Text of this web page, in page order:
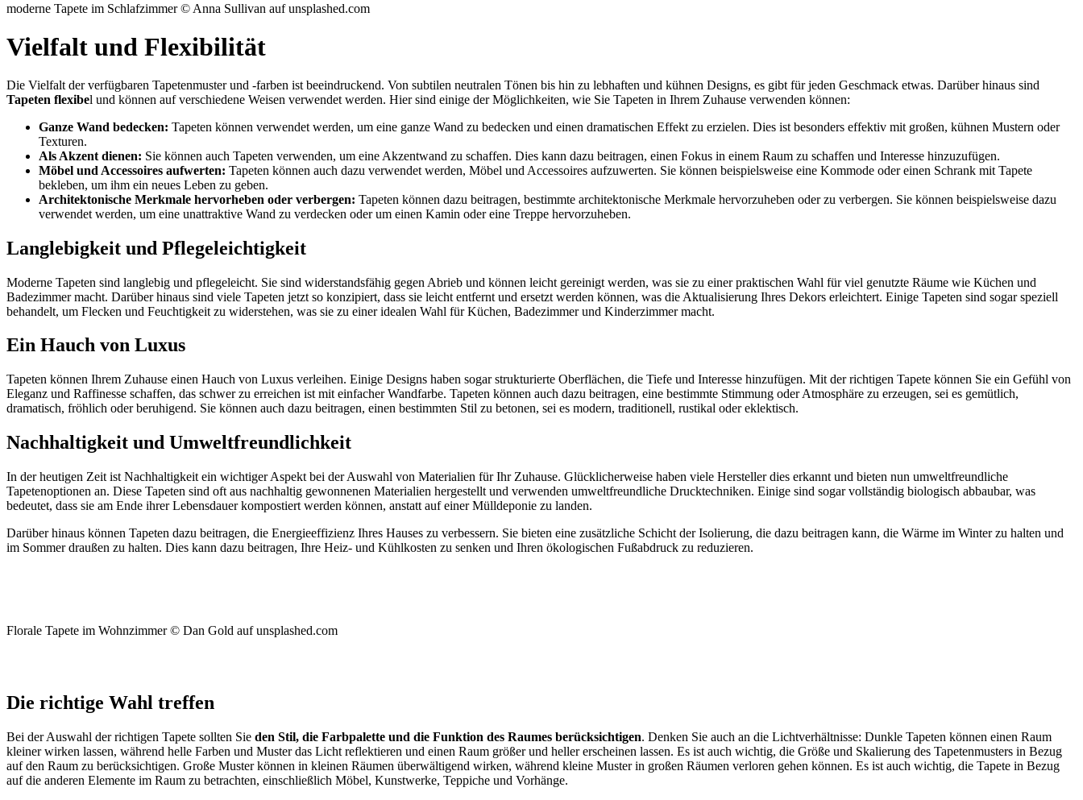
moderne Tapete im Schlafzimmer © Anna Sullivan auf unsplashed.com
Vielfalt und Flexibilität
Die Vielfalt der verfügbaren Tapetenmuster und -farben ist beeindruckend. Von subtilen neutralen Tönen bis hin zu lebhaften und kühnen Designs, es gibt für jeden Geschmack etwas. Darüber hinaus sind
Tapeten flexibel und können auf verschiedene Weisen verwendet werden. Hier sind einige der Möglichkeiten, wie Sie Tapeten in Ihrem Zuhause verwenden können:
Ganze Wand bedecken: Tapeten können verwendet werden, um eine ganze Wand zu bedecken und einen dramatischen Effekt zu erzielen. Dies ist besonders effektiv mit großen, kühnen Mustern oder
Texturen.
Als Akzent dienen: Sie können auch Tapeten verwenden, um eine Akzentwand zu schaffen. Dies kann dazu beitragen, einen Fokus in einem Raum zu schaffen und Interesse hinzuzufügen.
Möbel und Accessoires aufwerten: Tapeten können auch dazu verwendet werden, Möbel und Accessoires aufzuwerten. Sie können beispielsweise eine Kommode oder einen Schrank mit Tapete
bekleben, um ihm ein neues Leben zu geben.
Architektonische Merkmale hervorheben oder verbergen: Tapeten können dazu beitragen, bestimmte architektonische Merkmale hervorzuheben oder zu verbergen. Sie können beispielsweise dazu
verwendet werden, um eine unattraktive Wand zu verdecken oder um einen Kamin oder eine Treppe hervorzuheben.
Langlebigkeit und Pflegeleichtigkeit
Moderne Tapeten sind langlebig und pflegeleicht. Sie sind widerstandsfähig gegen Abrieb und können leicht gereinigt werden, was sie zu einer praktischen Wahl für viel genutzte Räume wie Küchen und
Badezimmer macht. Darüber hinaus sind viele Tapeten jetzt so konzipiert, dass sie leicht entfernt und ersetzt werden können, was die Aktualisierung Ihres Dekors erleichtert. Einige Tapeten sind sogar speziell
behandelt, um Flecken und Feuchtigkeit zu widerstehen, was sie zu einer idealen Wahl für Küchen, Badezimmer und Kinderzimmer macht.
Ein Hauch von Luxus
Tapeten können Ihrem Zuhause einen Hauch von Luxus verleihen. Einige Designs haben sogar strukturierte Oberflächen, die Tiefe und Interesse hinzufügen. Mit der richtigen Tapete können Sie ein Gefühl von
Eleganz und Raffinesse schaffen, das schwer zu erreichen ist mit einfacher Wandfarbe. Tapeten können auch dazu beitragen, eine bestimmte Stimmung oder Atmosphäre zu erzeugen, sei es gemütlich,
dramatisch, fröhlich oder beruhigend. Sie können auch dazu beitragen, einen bestimmten Stil zu betonen, sei es modern, traditionell, rustikal oder eklektisch.
Nachhaltigkeit und Umweltfreundlichkeit
In der heutigen Zeit ist Nachhaltigkeit ein wichtiger Aspekt bei der Auswahl von Materialien für Ihr Zuhause. Glücklicherweise haben viele Hersteller dies erkannt und bieten nun umweltfreundliche
Tapetenoptionen an. Diese Tapeten sind oft aus nachhaltig gewonnenen Materialien hergestellt und verwenden umweltfreundliche Drucktechniken. Einige sind sogar vollständig biologisch abbaubar, was
bedeutet, dass sie am Ende ihrer Lebensdauer kompostiert werden können, anstatt auf einer Mülldeponie zu landen.
Darüber hinaus können Tapeten dazu beitragen, die Energieeffizienz Ihres Hauses zu verbessern. Sie bieten eine zusätzliche Schicht der Isolierung, die dazu beitragen kann, die Wärme im Winter zu halten und
im Sommer draußen zu halten. Dies kann dazu beitragen, Ihre Heiz- und Kühlkosten zu senken und Ihren ökologischen Fußabdruck zu reduzieren.
Florale Tapete im Wohnzimmer © Dan Gold auf unsplashed.com
Die richtige Wahl treffen
Bei der Auswahl der richtigen Tapete sollten Sie den Stil, die Farbpalette und die Funktion des Raumes berücksichtigen. Denken Sie auch an die Lichtverhältnisse: Dunkle Tapeten können einen Raum
kleiner wirken lassen, während helle Farben und Muster das Licht reflektieren und einen Raum größer und heller erscheinen lassen. Es ist auch wichtig, die Größe und Skalierung des Tapetenmusters in Bezug
auf den Raum zu berücksichtigen. Große Muster können in kleinen Räumen überwältigend wirken, während kleine Muster in großen Räumen verloren gehen können. Es ist auch wichtig, die Tapete in Bezug
auf die anderen Elemente im Raum zu betrachten, einschließlich Möbel, Kunstwerke, Teppiche und Vorhänge.